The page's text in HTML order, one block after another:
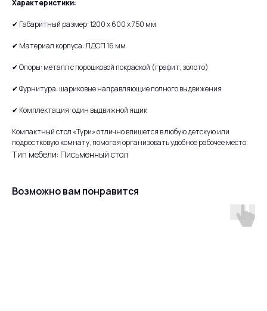
Характеристики:
✔ Габаритный размер: 1200 х 600 х 750 мм
✔ Материал корпуса: ЛДСП 16 мм
✔ Опоры: металл с порошковой покраской (графит, золото)
✔ Фурнитура: шариковые направляющие полного выдвижения
✔ Комплектация: один выдвижной ящик
Компактный стол «Тури» отлично впишется в любую детскую или
подростковую комнату, помогая организовать удобное рабочее место.
Тип мебели: Письменный стол
Возможно вам понравится